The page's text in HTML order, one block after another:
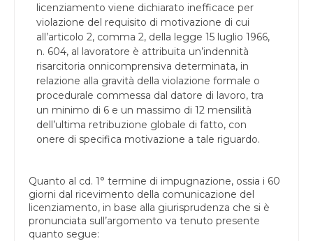
licenziamento viene dichiarato inefficace per
violazione del requisito di motivazione di cui
all’articolo 2, comma 2, della legge 15 luglio 1966,
n. 604, al lavoratore è attribuita un’indennità
risarcitoria onnicomprensiva determinata, in
relazione alla gravità della violazione formale o
procedurale commessa dal datore di lavoro, tra
un minimo di 6 e un massimo di 12 mensilità
dell’ultima retribuzione globale di fatto, con
onere di specifica motivazione a tale riguardo.
Quanto al cd. 1° termine di impugnazione, ossia i 60
giorni dal ricevimento della comunicazione del
licenziamento, in base alla giurisprudenza che si è
pronunciata sull’argomento va tenuto presente
quanto segue: